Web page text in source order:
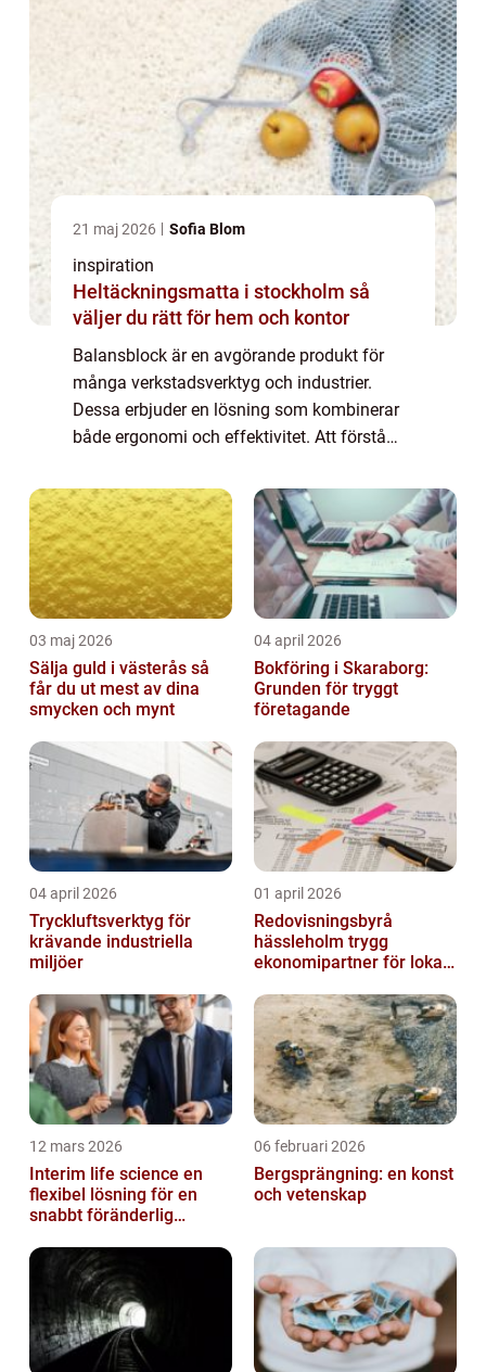
21 maj 2026 Sofia Blom
inspiration
Heltäckningsmatta i stockholm så
väljer du rätt för hem och kontor
Balansblock är en avgörande produkt för
många verkstadsverktyg och industrier.
Dessa erbjuder en lösning som kombinerar
både ergonomi och effektivitet. Att förstå
03 maj 2026
Sälja guld i västerås så
får du ut mest av dina
smycken och mynt
04 april 2026
Bokföring i Skaraborg:
Grunden för tryggt
företagande
04 april 2026
Tryckluftsverktyg för
krävande industriella
miljöer
01 april 2026
Redovisningsbyrå
hässleholm trygg
ekonomipartner för lokala
12 mars 2026
Interim life science en
flexibel lösning för en
snabbt föränderlig
06 februari 2026
Bergsprängning: en konst
och vetenskap